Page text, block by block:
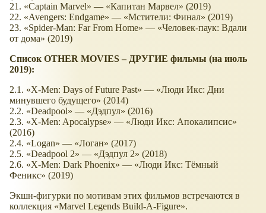
21. «Captain Marvel» — «Капитан Марвел» (2019)
22. «Avengers: Endgame» — «Мстители: Финал» (2019)
23. «Spider-Man: Far From Home» — «Человек-паук: Вдали
от дома» (2019)
Список OTHER MOVIES – ДРУГИЕ фильмы (на июль
2019):
2.1. «X-Men: Days of Future Past» — «Люди Икс: Дни
минувшего будущего» (2014)
2.2. «Deadpool» — «Дэдпул» (2016)
2.3. «X-Men: Apocalypse» — «Люди Икс: Апокалипсис»
(2016)
2.4. «Logan» — «Логан» (2017)
2.5. «Deadpool 2» — «Дэдпул 2» (2018)
2.6. «X-Men: Dark Phoenix» — «Люди Икс: Тёмный
Феникс» (2019)
Экшн-фигурки по мотивам этих фильмов встречаются в
коллекция «Marvel Legends Build-A-Figure».